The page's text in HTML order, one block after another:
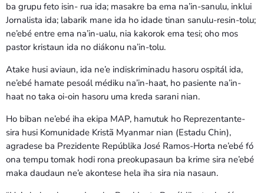
ba grupu feto isin- rua ida; masakre ba ema na’in-sanulu, inklui
Jornalista ida; labarik mane ida ho idade tinan sanulu-resin-tolu;
ne’ebé entre ema na’in-ualu, nia kakorok ema tesi; oho mos
pastor kristaun ida no diákonu na’in-tolu.
Atake husi aviaun, ida ne’e indiskriminadu hasoru ospitál ida,
ne’ebé hamate pesoál médiku na’in-haat, ho pasiente na’in-
haat no taka oi-oin hasoru uma kreda sarani nian.
Ho biban ne’ebé iha ekipa MAP, hamutuk ho Reprezentante-
sira husi Komunidade Kristã Myanmar nian (Estadu Chin),
agradese ba Prezidente Repúblika José Ramos-Horta ne’ebé fó
ona tempu tomak hodi rona preokupasaun ba krime sira ne’ebé
maka daudaun ne’e akontese hela iha sira nia nasaun.